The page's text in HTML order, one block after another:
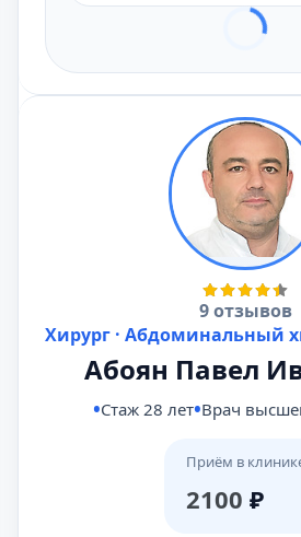
9 отзывов
Хирург · Абдоминальный
Абоян Павел
Стаж 28 лет Врач
Приём в
2100 ₽